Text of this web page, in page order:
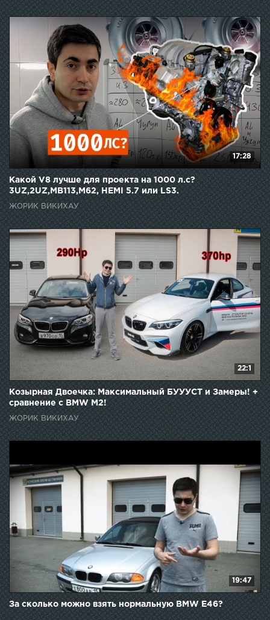
17:28
Какой V8 лучше для проекта на 1000 л.с?
3UZ,2UZ,MB113,M62, HEMI 5.7 или LS3.
ЖОРИК ВИКИХАУ
22:1
Козырная Двоечка: Максимальный БУУУСТ и Замеры! +
сравнение с BMW M2!
ЖОРИК ВИКИХАУ
19:47
За сколько можно взять нормальную BMW E46?